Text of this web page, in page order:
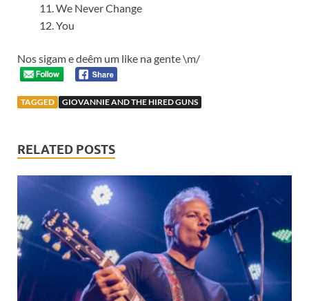
We Never Change
You
Nos sigam e deêm um like na gente \m/
TAGGED GIOVANNIE AND THE HIRED GUNS
RELATED POSTS